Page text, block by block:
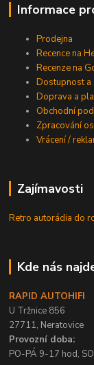
Informace
Prodejna
Recence na
Recenze na
Dostupnost a
Doprava a
Obchodní
Zpracování
Vrácení /
Zajímavosti
Retro autorádia do
Kde nás
RAPID AUTOHIFI
U Tržnice 856
27711, Neratovice
Provozní doba:
PO-PÁ 9-17 hod,